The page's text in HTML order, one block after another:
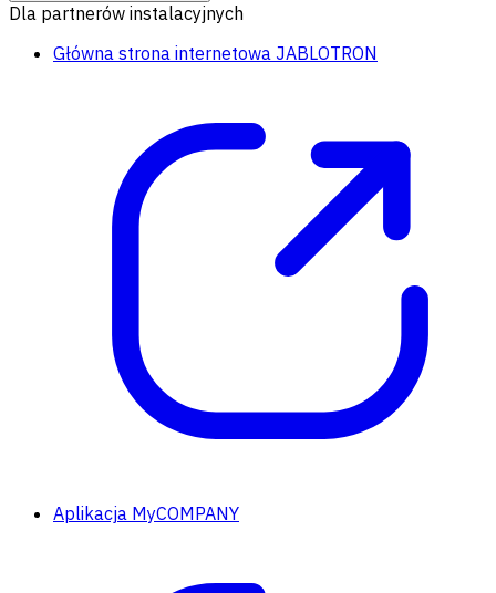
Dla partnerów instalacyjnych
Główna strona internetowa JABLOTRON
Aplikacja MyCOMPANY